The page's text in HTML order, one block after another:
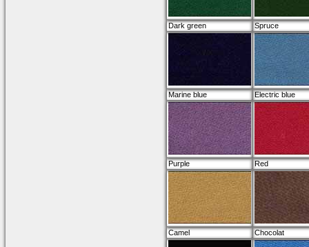
Dark green Spruce
Marine blue Electric blue
Purple Red
Camel Chocolat